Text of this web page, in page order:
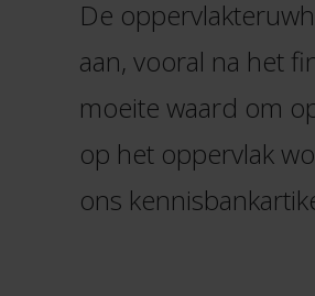
De
aan, vooral na het
moeite waard om
op het oppervlak
ons